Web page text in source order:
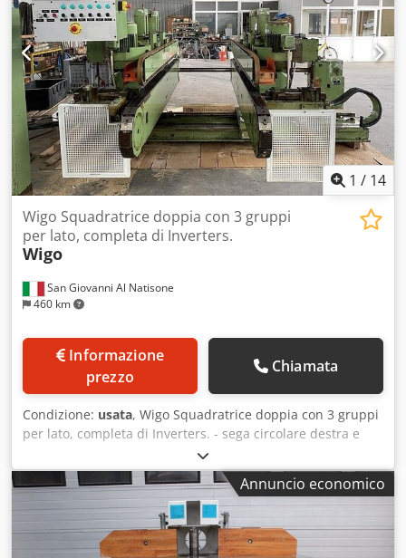
1 / 14
San Giovanni Al Natisone
460 km
Wigo Squadratrice doppia con 3 gruppi
per lato, completa di Inverters.
Wigo
prezzo
Chiamata
Condizione: usata, Wigo Squadratrice doppia con 3 gruppi
per lato, completa di Inverters. - sega circolare destra e
sinistra - fresa destra e sinistra - fresa destra e sinistra
Larghezza di lavoro max: mm. 1500 Potenza dei motori:
Seghe circolari: 3KW X2 Fresatrici Toupie: 5,5kw x2
Levigatrici rotanti: 5,5kW x2 Codoummldepfx Adrorf Motore
avanzamento: 4KW Motore di regolazione larghezza spalla:
3KW
Annuncio economico